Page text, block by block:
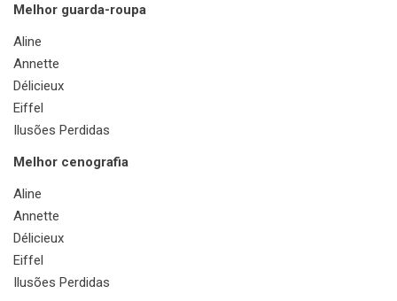
Melhor guarda-roupa
Aline
Annette
Délicieux
Eiffel
Ilusões Perdidas
Melhor cenografia
Aline
Annette
Délicieux
Eiffel
Ilusões Perdidas